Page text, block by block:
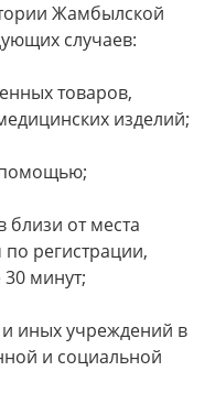
Жамбылской
случаев:
товаров,
изделий;
от места
регистрации,
минут;
иных учреждений в
и социальной